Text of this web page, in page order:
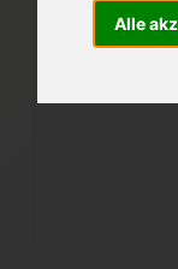
Alle